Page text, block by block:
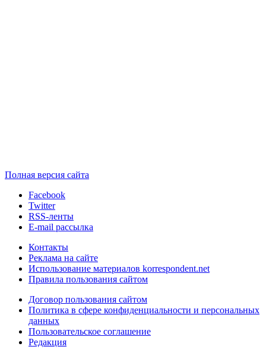
Полная версия сайта
Facebook
Twitter
RSS-ленты
E-mail рассылка
Контакты
Реклама на сайте
Использование материалов korrespondent.net
Правила пользования сайтом
Договор пользования сайтом
Политика в сфере конфиденциальности и персональных
данных
Пользовательское соглашение
Редакция